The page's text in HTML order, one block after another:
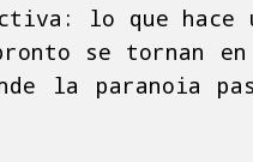
lo que hace
se tornan
la paranoia